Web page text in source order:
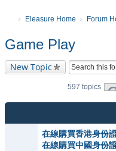
Eleasure Home Forum
Game Play
New Topic
597 topics
在線購買香港身份
在線購買中國身份